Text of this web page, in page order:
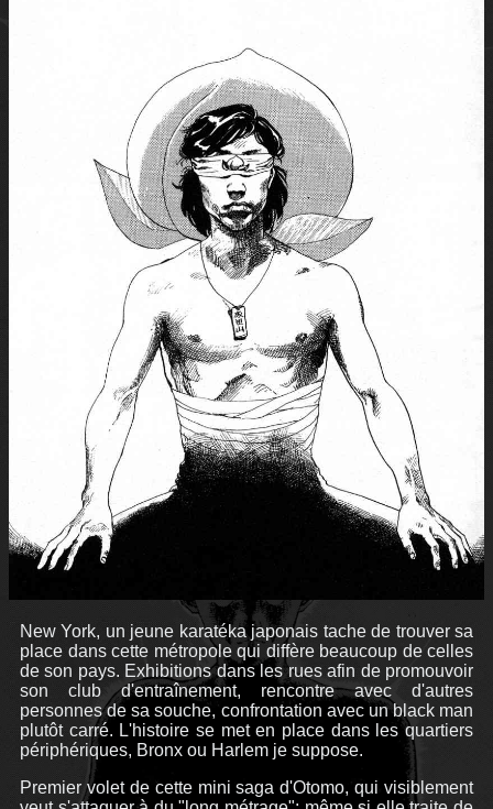
New York, un jeune karatéka japonais tache de trouver sa
place dans cette métropole qui diffère beaucoup de celles
de son pays. Exhibitions dans les rues afin de promouvoir
son club d'entraînement, rencontre avec d'autres
personnes de sa souche, confrontation avec un black man
plutôt carré. L'histoire se met en place dans les quartiers
périphériques, Bronx ou Harlem je suppose.
Premier volet de cette mini saga d'Otomo, qui visiblement